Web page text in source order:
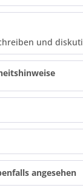
und
angesehen